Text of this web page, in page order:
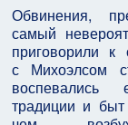
Обвинения,
самый
приговорили
с Михоэлсом
воспевались
традиции и быт